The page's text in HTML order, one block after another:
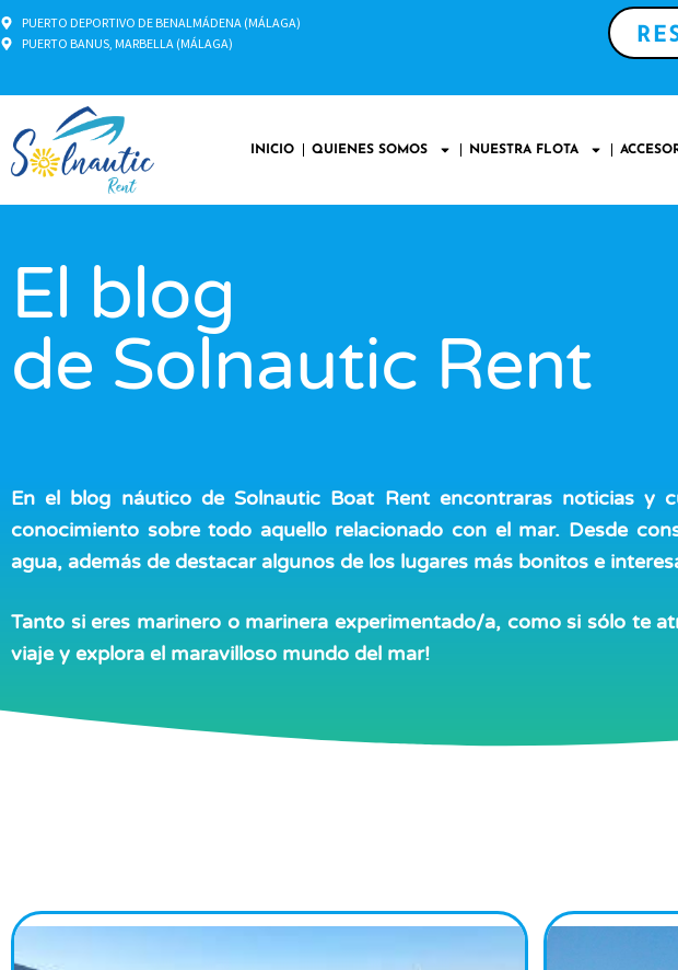
PUERTO DEPORTIVO DE BENALMÁDENA (MÁLAGA)
PUERTO BANUS, MARBELLA (MÁLAGA)
INICIO QUIENES SOMOS NUESTRA FLOTA
El blog
de Solnautic Rent
En el blog náutico de Solnautic Boat Rent encontraras noticias y
conocimiento sobre todo aquello relacionado con el mar. Desde
agua, además de destacar algunos de los lugares más bonitos e
Tanto si eres marinero o marinera experimentado/a, como si sólo te
viaje y explora el maravilloso mundo del mar!